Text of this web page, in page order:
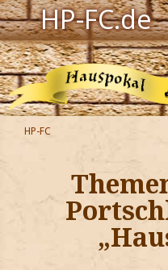
HP-FC.de
Navigation
Harry
Der HP-FC
Hogwarts
Zauberwelt
HP-FC